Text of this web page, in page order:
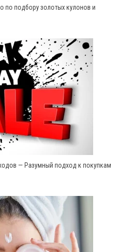
по подбору золотых кулонов и
— Разумный подход к покупкам